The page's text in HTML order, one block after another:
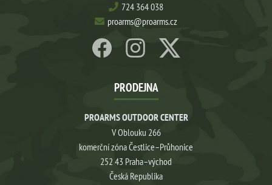
724 364 038
proarms@proarms.cz
PRODEJNA
PROARMS OUTDOOR CENTER
V Oblouku 266
komerční zóna Čestlice–Průhonice
252 43 Praha–východ
Česká Republika